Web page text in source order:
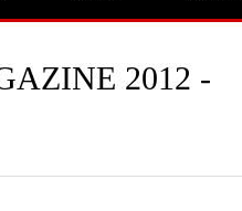
2012 -